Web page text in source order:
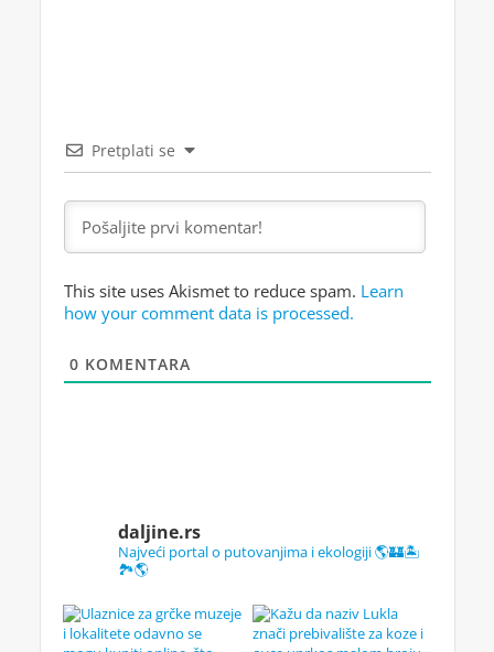
Pretplati se
This site uses Akismet to reduce spam. Learn
how your comment data is processed.
0 KOMENTARA
daljine.rs
Najveći portal o putovanjima i ekologiji 🌎🏰🏝️
🏞️🌎